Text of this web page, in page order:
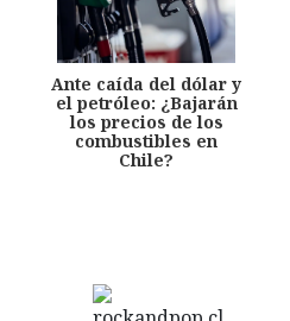
Ante caída del dólar y
el petróleo: ¿Bajarán
los precios de los
combustibles en
Chile?